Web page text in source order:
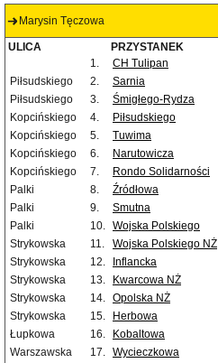
Marysin Tęczowa
ULICA PRZYSTANEK
1.
CH Tulipan
Piłsudskiego
2. Sarnia
Piłsudskiego
3. Śmigłego-Rydza
Kopcińskiego
4. Piłsudskiego
Kopcińskiego
5. Tuwima
Kopcińskiego
6. Narutowicza
Kopcińskiego
7. Rondo Solidarności
Palki
8. Źródłowa
Palki
9. Smutna
Palki
10. Wojska Polskiego
Strykowska
11. Wojska Polskiego NŻ
Strykowska
12. Inflancka
Strykowska
13. Kwarcowa NŻ
Strykowska
14. Opolska NŻ
Strykowska
15. Herbowa
Łupkowa
16.
Kobaltowa
Warszawska
17. Wycieczkowa